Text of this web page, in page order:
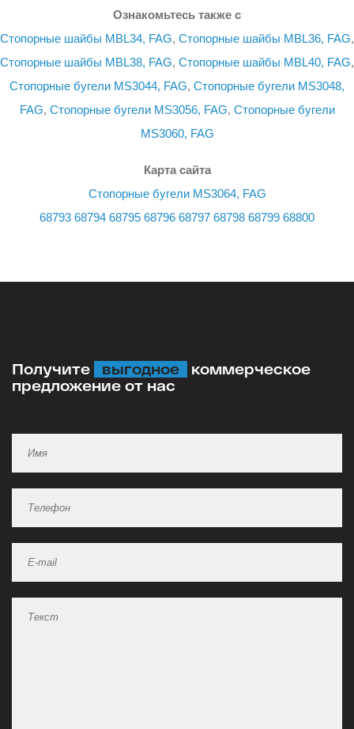
Ознакомьтесь также с
Стопорные шайбы MBL34, FAG, Стопорные шайбы MBL36, FAG,
Стопорные шайбы MBL38, FAG, Стопорные шайбы MBL40, FAG,
Стопорные бугели MS3044, FAG, Стопорные бугели MS3048,
FAG, Стопорные бугели MS3056, FAG, Стопорные бугели
MS3060, FAG
Карта сайта
Стопорные бугели MS3064, FAG
68793 68794 68795 68796 68797 68798 68799 68800
Получите выгодное
коммерческое
предложение от нас